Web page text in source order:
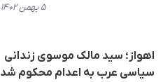
۵ بهمن ۱۴۰۲، ۱۰:۱۷
اهواز؛ سید مالک موسوی زندانی
سیاسی عرب به اعدام محکوم شد